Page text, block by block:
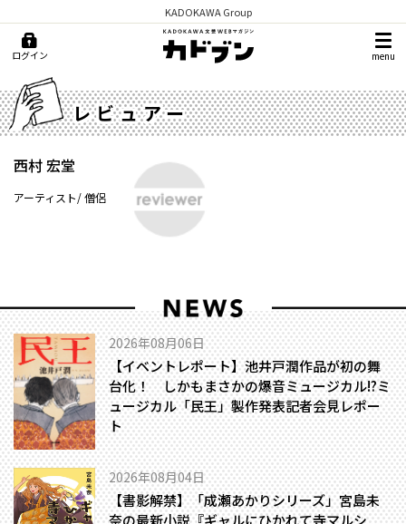
KADOKAWA Group
ログイン menu
レビュアー
西村 宏堂
アーティスト/ 僧侶
2026年08月06日
【イベントレポート】池井戸潤作品が初の舞
台化！ しかもまさかの爆音ミュージカル!?――ミ
ュージカル「民王」製作発表記者会見レポー
ト
2026年08月04日
【書影解禁】「成瀬あかりシリーズ」宮島未
奈の最新小説『ギャルにひかれて寺マルシ